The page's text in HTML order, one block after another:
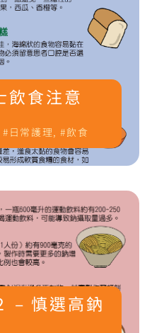
飲食注意
日常護理, 飲食
– 慎選高鈉